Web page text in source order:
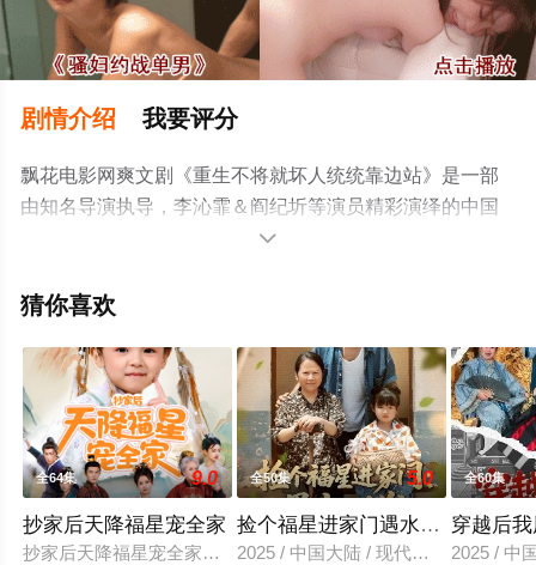
剧情介绍 我要评分
飘花电影网爽文剧《重生不将就坏人统统靠边站》是一部
由知名导演执导，李沁霏＆阎纪圻等演员精彩演绎的中国
大陆电视剧，大结局剧情已揭晓（全集），手机免费观看
息可移步至豆瓣电视剧、电视猫或剧情网等平台了解。

猜你喜欢
全64集 9.0
抄家后天降福星宠全家
抄家后天降福星宠全家＆侯府锦鲤要逆天
全50集 5.0
捡个福星进家门遇水则发
2025 / 中国大陆 / 现代都市
全60集
穿越后
2025 / 中